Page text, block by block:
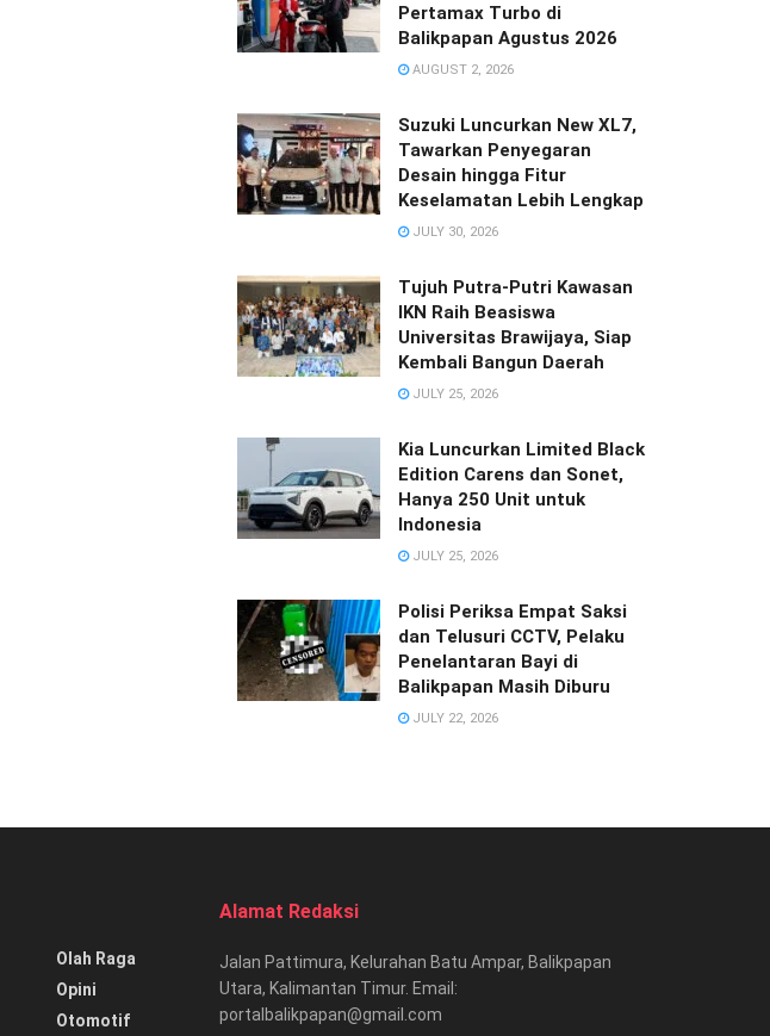
Pertamax Turbo di
Balikpapan Agustus 2026
AUGUST 2, 2026
Suzuki Luncurkan New XL7,
Tawarkan Penyegaran
Desain hingga Fitur
Keselamatan Lebih Lengkap
JULY 30, 2026
Tujuh Putra-Putri Kawasan
IKN Raih Beasiswa
Universitas Brawijaya, Siap
Kembali Bangun Daerah
JULY 25, 2026
Kia Luncurkan Limited Black
Edition Carens dan Sonet,
Hanya 250 Unit untuk
Indonesia
JULY 25, 2026
Polisi Periksa Empat Saksi
dan Telusuri CCTV, Pelaku
Penelantaran Bayi di
Balikpapan Masih Diburu
JULY 22, 2026
Olah Raga
Opini
Otomotif
Alamat Redaksi
Jalan Pattimura, Kelurahan Batu Ampar, Balikpapan
Utara, Kalimantan Timur. Email:
portalbalikpapan@gmail.com